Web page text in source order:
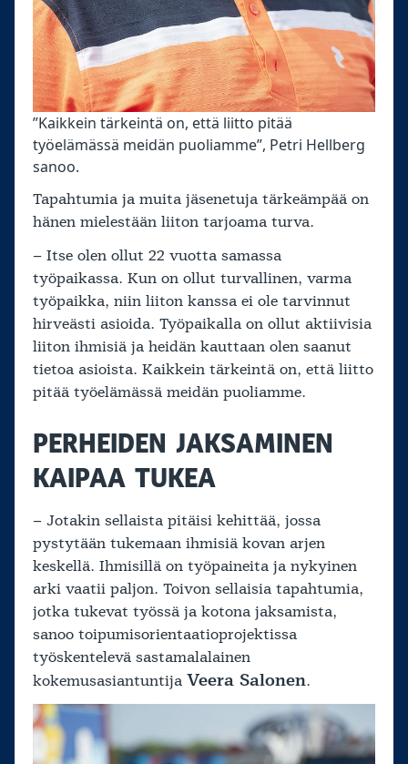
”Kaikkein tärkeintä on, että liitto pitää
työelämässä meidän puoliamme”, Petri Hellberg
sanoo.
Tapahtumia ja muita jäsenetuja tärkeämpää on
hänen mielestään liiton tarjoama turva.
– Itse olen ollut 22 vuotta samassa
työpaikassa. Kun on ollut turvallinen, varma
työpaikka, niin liiton kanssa ei ole tarvinnut
hirveästi asioida. Työpaikalla on ollut aktiivisia
liiton ihmisiä ja heidän kauttaan olen saanut
tietoa asioista. Kaikkein tärkeintä on, että liitto
pitää työelämässä meidän puoliamme.
PERHEIDEN JAKSAMINEN
KAIPAA TUKEA
– Jotakin sellaista pitäisi kehittää, jossa
pystytään tukemaan ihmisiä kovan arjen
keskellä. Ihmisillä on työpaineita ja nykyinen
arki vaatii paljon. Toivon sellaisia tapahtumia,
jotka tukevat työssä ja kotona jaksamista,
sanoo toipumisorientaatioprojektissa
työskentelevä sastamalalainen
kokemusasiantuntija Veera Salonen.